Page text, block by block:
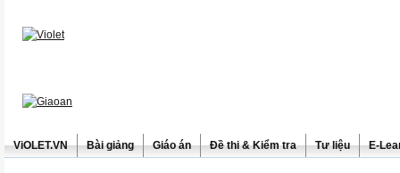
ViOLET.VN Bài giảng Giáo án Đề thi & Kiểm tra Tư liệu E-